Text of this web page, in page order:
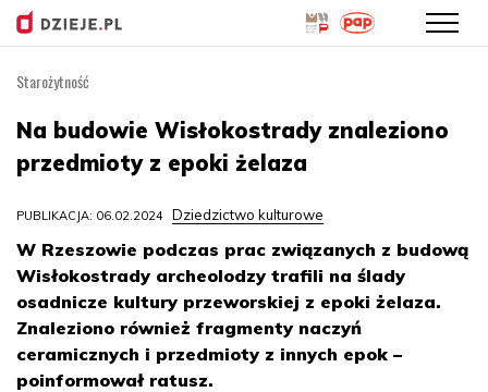
treści
Starożytność
Na budowie Wisłokostrady znaleziono
przedmioty z epoki żelaza
PUBLIKACJA: 06.02.2024 Dziedzictwo kulturowe
W Rzeszowie podczas prac związanych z budową
Wisłokostrady archeolodzy trafili na ślady
osadnicze kultury przeworskiej z epoki żelaza.
Znaleziono również fragmenty naczyń
ceramicznych i przedmioty z innych epok –
poinformował ratusz.